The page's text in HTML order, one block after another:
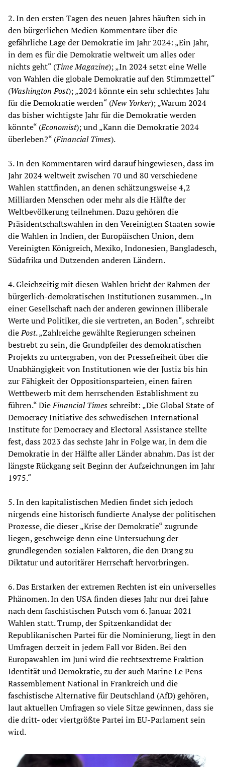
2. In den ersten Tagen des neuen Jahres häuften sich in
den bürgerlichen Medien Kommentare über die
gefährliche Lage der Demokratie im Jahr 2024: „Ein Jahr,
in dem es für die Demokratie weltweit um alles oder
nichts geht“ (Time Magazine); „In 2024 setzt eine Welle
von Wahlen die globale Demokratie auf den Stimmzettel“
(Washington Post); „2024 könnte ein sehr schlechtes Jahr
für die Demokratie werden“ (New Yorker); „Warum 2024
das bisher wichtigste Jahr für die Demokratie werden
könnte“ (Economist); und „Kann die Demokratie 2024
überleben?“ (Financial Times).
3. In den Kommentaren wird darauf hingewiesen, dass im
Jahr 2024 weltweit zwischen 70 und 80 verschiedene
Wahlen stattfinden, an denen schätzungsweise 4,2
Milliarden Menschen oder mehr als die Hälfte der
Weltbevölkerung teilnehmen. Dazu gehören die
Präsidentschaftswahlen in den Vereinigten Staaten sowie
die Wahlen in Indien, der Europäischen Union, dem
Vereinigten Königreich, Mexiko, Indonesien, Bangladesch,
Südafrika und Dutzenden anderen Ländern.
4. Gleichzeitig mit diesen Wahlen bricht der Rahmen der
bürgerlich-demokratischen Institutionen zusammen. „In
einer Gesellschaft nach der anderen gewinnen illiberale
Werte und Politiker, die sie vertreten, an Boden“, schreibt
diePost. „Zahlreiche gewählte Regierungen scheinen
bestrebt zu sein, die Grundpfeiler des demokratischen
Projekts zu untergraben, von der Pressefreiheit über die
Unabhängigkeit von Institutionen wie der Justiz bis hin
zur Fähigkeit der Oppositionsparteien, einen fairen
Wettbewerb mit dem herrschenden Establishment zu
führen.“ DieFinancial Timesschreibt: „Die Global State of
Democracy Initiative des schwedischen International
Institute for Democracy and Electoral Assistance stellte
fest, dass 2023 das sechste Jahr in Folge war, in dem die
Demokratie in der Hälfte aller Länder abnahm. Das ist der
längste Rückgang seit Beginn der Aufzeichnungen im Jahr
1975.“
5. In den kapitalistischen Medien findet sich jedoch
nirgends eine historisch fundierte Analyse der politischen
Prozesse, die dieser „Krise der Demokratie“ zugrunde
liegen, geschweige denn eine Untersuchung der
grundlegenden sozialen Faktoren, die den Drang zu
Diktatur und autoritärer Herrschaft hervorbringen.
6. Das Erstarken der extremen Rechten ist ein universelles
Phänomen. In den USA finden dieses Jahr nur drei Jahre
nach dem faschistischen Putsch vom 6. Januar 2021
Wahlen statt. Trump, der Spitzenkandidat der
Republikanischen Partei für die Nominierung, liegt in den
Umfragen derzeit in jedem Fall vor Biden. Bei den
Europawahlen im Juni wird die rechtsextreme Fraktion
Identität und Demokratie, zu der auch Marine Le Pens
Rassemblement National in Frankreich und die
faschistische Alternative für Deutschland (AfD) gehören,
laut aktuellen Umfragen so viele Sitze gewinnen, dass sie
die dritt- oder viertgrößte Partei im EU-Parlament sein
wird.